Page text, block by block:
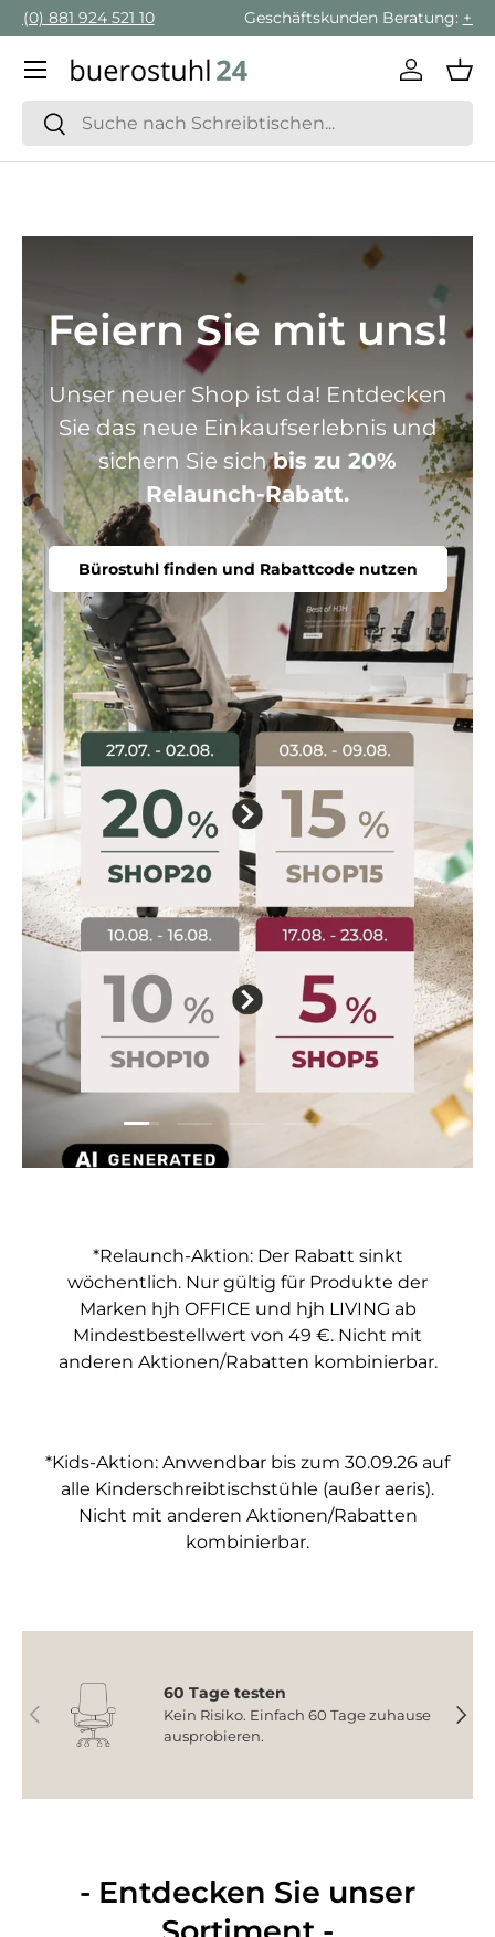
Direkt zum Inhalt
Geschäftskunden Beratung:+ 49 (0) 881 924 521 22
Suchen
Suchen
Menü
Feiern Sie mit uns!
Unser neuer Shop ist da! Entdecken
Sie das neue Einkaufserlebnis und
sichern Sie sichbis zu 20%
Relaunch-Rabatt.
Bürostuhl finden und Rabattcode nutzen
Folie laden 1 von 5
Folie laden 2 von 5
Folie laden 3 von 5
Folie laden 4 von 5
Folie laden 5
*Relaunch-Aktion: Der Rabatt sinkt
wöchentlich. Nur gültig für Produkte der
Marken hjh OFFICE und hjh LIVING ab
Mindestbestellwert von 49 €. Nicht mit
anderen Aktionen/Rabatten kombinierbar.
*Kids-Aktion: Anwendbar bis zum 30.09.26 auf
alle Kinderschreibtischstühle (außer aeris).
Nicht mit anderen Aktionen/Rabatten
kombinierbar.
Vorherige
60 Tage testen
Kein Risiko. Einfach 60 Tage zuhause
ausprobieren.
- Entdecken Sie unser